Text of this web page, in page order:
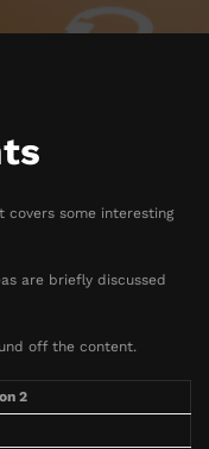
covers some interesting
are briefly discussed
off the content.
2